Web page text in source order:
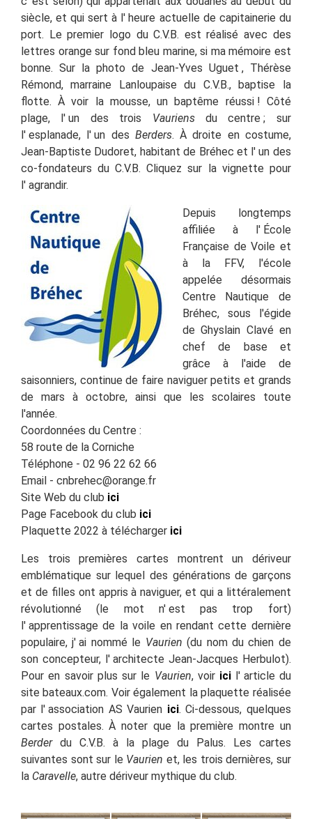
siècle, et qui sert à l' heure actuelle de capitainerie du
port. Le premier logo du C.V.B. est réalisé avec des
lettres orange sur fond bleu marine, si ma mémoire est
bonne. Sur la photo de Jean-Yves Uguet , Thérèse
Rémond, marraine Lanloupaise du C.V.B., baptise la
flotte. À voir la mousse, un baptême réussi ! Côté
plage, l' un des trois Vauriensdu centre ; sur
l' esplanade, l' un des Berders. À droite en costume,
Jean-Baptiste Dudoret, habitant de Bréhec et l' un des
co-fondateurs du C.V.B. Cliquez sur la vignette pour
l' agrandir.
Depuis longtemps
affiliée à l' École
Française de Voile et
à la FFV, l'école
appelée désormais
Centre Nautique de
Bréhec, sous l'égide
de Ghyslain Clavé en
chef de base et
grâce à l'aide de
saisonniers, continue de faire naviguer petits et grands
de mars à octobre, ainsi que les scolaires toute
l'année.
Coordonnées du Centre :
58 route de la Corniche
Téléphone - 02 96 22 62 66
Email - cnbrehec@orange.fr
Site Web du club ici
Page Facebook du club ici
Plaquette 2022 à télécharger ici
Les trois premières cartes montrent un dériveur
emblématique sur lequel des générations de garçons
et de filles ont appris à naviguer, et qui a littéralement
révolutionné (le mot n' est pas trop fort)
l' apprentissage de la voile en rendant cette dernière
populaire, j' ai nommé le Vaurien (du nom du chien de
son concepteur, l' architecte Jean-Jacques Herbulot).
Pour en savoir plus sur le Vaurien, voir ici l' article du
site bateaux.com. Voir également la plaquette réalisée
par l' association AS Vaurien ici. Ci-dessous, quelques
cartes postales.À noter que la première montre un
Berderdu C.V.B. à la plage du Palus. Les cartes
suivantes sont sur le Vaurien et, les trois dernières, sur
la Caravelle, autre dériveur mythique du club.